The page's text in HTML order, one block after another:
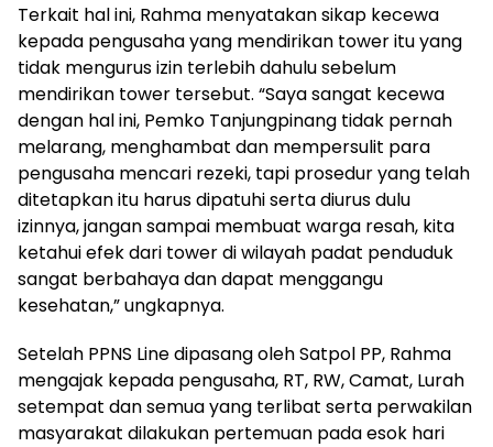
Terkait hal ini, Rahma menyatakan sikap kecewa
kepada pengusaha yang mendirikan tower itu yang
tidak mengurus izin terlebih dahulu sebelum
mendirikan tower tersebut. “Saya sangat kecewa
dengan hal ini, Pemko Tanjungpinang tidak pernah
melarang, menghambat dan mempersulit para
pengusaha mencari rezeki, tapi prosedur yang telah
ditetapkan itu harus dipatuhi serta diurus dulu
izinnya, jangan sampai membuat warga resah, kita
ketahui efek dari tower di wilayah padat penduduk
sangat berbahaya dan dapat menggangu
kesehatan,” ungkapnya.
Setelah PPNS Line dipasang oleh Satpol PP, Rahma
mengajak kepada pengusaha, RT, RW, Camat, Lurah
setempat dan semua yang terlibat serta perwakilan
masyarakat dilakukan pertemuan pada esok hari